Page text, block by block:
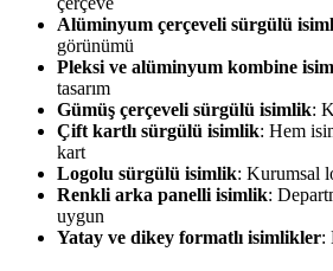
Alüminyum çerçeveli sürgülü
görünümü
Pleksi ve alüminyum kombine
tasarım
Gümüş çerçeveli sürgülü isimlik:
Çift kartlı sürgülü isimlik: Hem
kart
Logolu sürgülü isimlik: Kurumsal
Renkli arka panelli isimlik:
uygun
Yatay ve dikey formatlı isimlikler: